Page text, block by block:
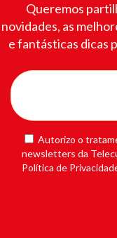
Queremos
novidades, as
e fantásticas dicas
Autorizo o
newsletters da
Política de